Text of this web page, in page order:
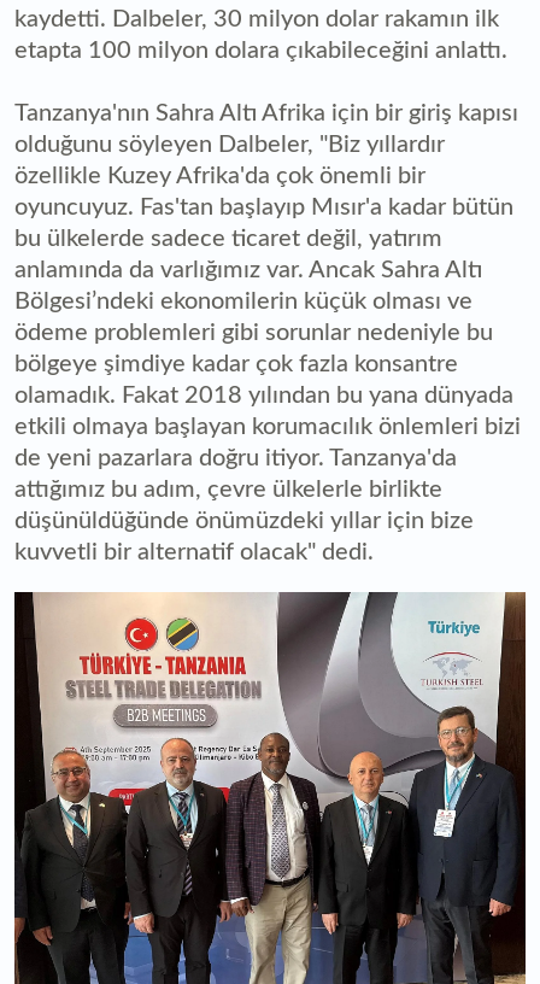
kaydetti. Dalbeler, 30 milyon dolar rakamın ilk
etapta 100 milyon dolara çıkabileceğini anlattı.
Tanzanya'nın Sahra Altı Afrika için bir giriş kapısı
olduğunu söyleyen Dalbeler, "Biz yıllardır
özellikle Kuzey Afrika'da çok önemli bir
oyuncuyuz. Fas'tan başlayıp Mısır'a kadar bütün
bu ülkelerde sadece ticaret değil, yatırım
anlamında da varlığımız var. Ancak Sahra Altı
Bölgesi’ndeki ekonomilerin küçük olması ve
ödeme problemleri gibi sorunlar nedeniyle bu
bölgeye şimdiye kadar çok fazla konsantre
olamadık. Fakat 2018 yılından bu yana dünyada
etkili olmaya başlayan korumacılık önlemleri bizi
de yeni pazarlara doğru itiyor. Tanzanya'da
attığımız bu adım, çevre ülkelerle birlikte
düşünüldüğünde önümüzdeki yıllar için bize
kuvvetli bir alternatif olacak" dedi.